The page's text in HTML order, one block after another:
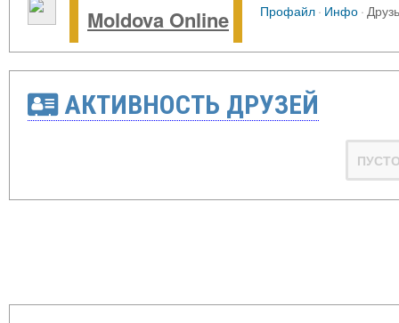
Moldova Online Профайл· Инфо·
АКТИВНОСТЬ ДРУЗЕЙ